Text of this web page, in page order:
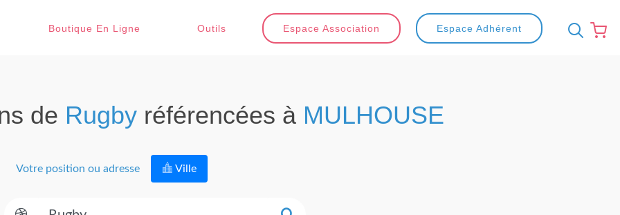
Boutique En Ligne Outils Espace Association Espace Adhérent
de Rugby référencées à MULHOUSE
Votre position ou adresse Ville